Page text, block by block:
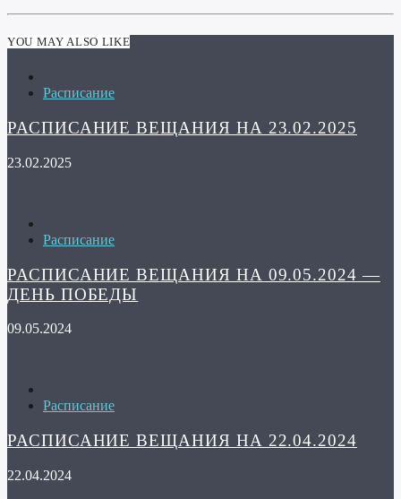
YOU MAY ALSO LIKE
Расписание
РАСПИСАНИЕ ВЕЩАНИЯ НА 23.02.2025
23.02.2025
Расписание
РАСПИСАНИЕ ВЕЩАНИЯ НА 09.05.2024 —
ДЕНЬ ПОБЕДЫ
09.05.2024
Расписание
РАСПИСАНИЕ ВЕЩАНИЯ НА 22.04.2024
22.04.2024